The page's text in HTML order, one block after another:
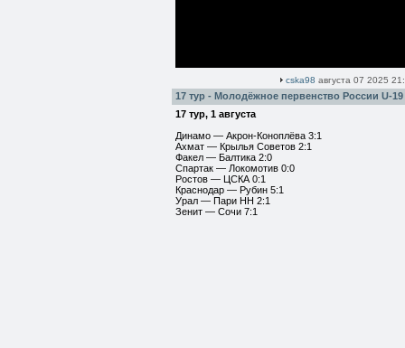
cska98 августа 07 2025
17 тур - Молодёжное первенство России U-19
17 тур, 1 августа
Динамо — Акрон-Коноплёва 3:1
Ахмат — Крылья Советов 2:1
Факел — Балтика 2:0
Спартак — Локомотив 0:0
Ростов — ЦСКА 0:1
Краснодар — Рубин 5:1
Урал — Пари НН 2:1
Зенит — Сочи 7:1